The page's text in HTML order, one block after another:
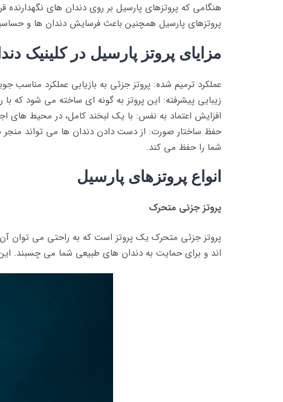
هنگامی که پروتزهای پارسیل بر روی دندان های
پروتزهای پارسیل همچنین باعث فرسایش دندان ها و
مزایای پروتز پارسیل در کلینیک
عملکرد ترمیم شده: پروتز جزئی به بازیابی عملکرد
زیبایی پیشرفته: این پروتز به گونه ای ساخته می شود که
افزایش اعتماد به نفس: با یک لبخند کامل، در محیط
حفظ ساختار صورت: از دست دادن دندان ها می تواند منجر
شما را حفظ می کند.
انواع پروتزهای پارسیل
پروتز جزئی متحرک
پروتز جزئی متحرک یک پروتز است که به راحتی می توان
اند و برای حمایت به دندان های طبیعی شما می چسبند.